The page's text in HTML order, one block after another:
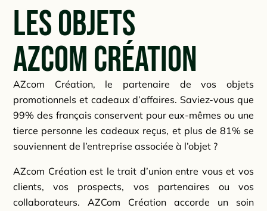
Les objets
AZcom Création
AZcom Création, le partenaire de vos objets
promotionnels et cadeaux d’affaires. Saviez-vous que
99% des français conservent pour eux-mêmes ou une
tierce personne les cadeaux reçus, et plus de 81% se
souviennent de l’entreprise associée à l’objet ?
AZcom Création est le trait d’union entre vous et vos
clients, vos prospects, vos partenaires ou vos
collaborateurs. AZCom Création accorde un soin